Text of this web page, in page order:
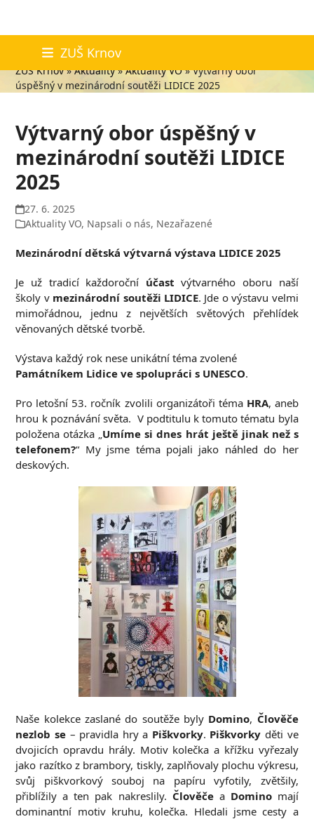
content
ZUŠ Krnov
Aktuality
ZUŠ Krnov»Aktuality»Aktuality VO»Výtvarný obor
úspěšný v mezinárodní soutěži LIDICE 2025
Výtvarný obor úspěšný v
mezinárodní soutěži LIDICE
2025
27. 6. 2025
Aktuality VO, Napsali o nás, Nezařazené
Mezinárodní dětská výtvarná výstava LIDICE 2025
Je už tradicí každoroční účast výtvarného oboru naší
školy v mezinárodní soutěži LIDICE. Jde o výstavu velmi
mimořádnou, jednu z největších světových přehlídek
věnovaných dětské tvorbě.
Výstava každý rok nese unikátní téma zvolené
Památníkem Lidice ve spolupráci s UNESCO.
Pro letošní 53. ročník zvolili organizátoři téma HRA, aneb
hrou k poznávání světa. V podtitulu k tomuto tématu byla
položena otázka „Umíme si dnes hrát ještě jinak než s
telefonem?“ My jsme téma pojali jako náhled do her
deskových.
Naše kolekce zaslané do soutěže bylyDomino, Člověče
nezlob se– pravidla hry a Piškvorky. Piškvorky děti ve
dvojicích opravdu hrály. Motiv kolečka a křížku vyřezaly
jako razítko z brambory, tiskly, zaplňovaly plochu výkresu,
svůj piškvorkový souboj na papíru vyfotily, zvětšily,
přiblížily a ten pak nakreslily. Člověčea Dominomají
dominantní motiv kruhu, kolečka. Hledali jsme cesty a